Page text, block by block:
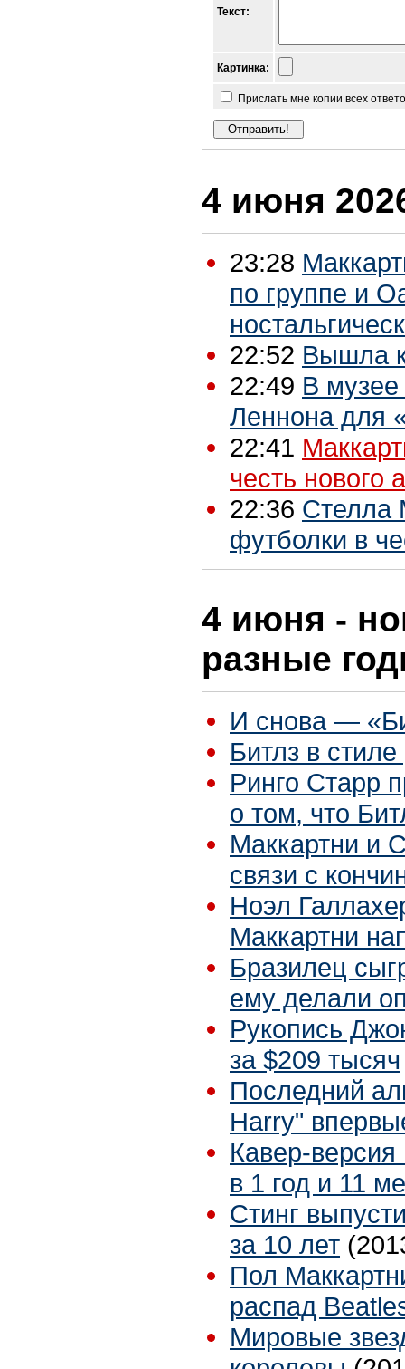
Текст:
Картинка:
Прислать мне копии всех
4 июня
23:28
по группе и
22:52 Вышла
22:49 В музее
Леннона для
22:41
честь нового
22:36 Стелла
футболки в
4 июня -
разные
И снова —
Битлз в
Ринго Старр
о том, что
Маккартни и
связи с
Ноэл
Маккартни
Бразилец
ему делали
Рукопись
за $209 тысяч
Последний
Harry"
Кавер-
в 1 год и 11
Стинг
за 10 лет
Пол
распад
Мировые